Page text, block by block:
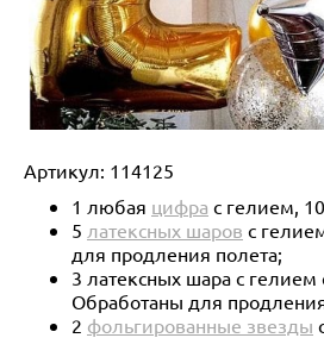
Артикул: 114125
1 любая цифра с гелием,
5 латексных шаров с
для продления полета;
3 латексных шара с гелием
Обработаны для
2 фольгированные звезды